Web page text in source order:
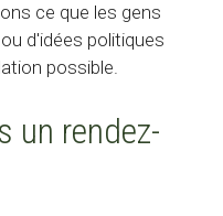
ce que les gens
d'idées politiques
possible.
un rendez-